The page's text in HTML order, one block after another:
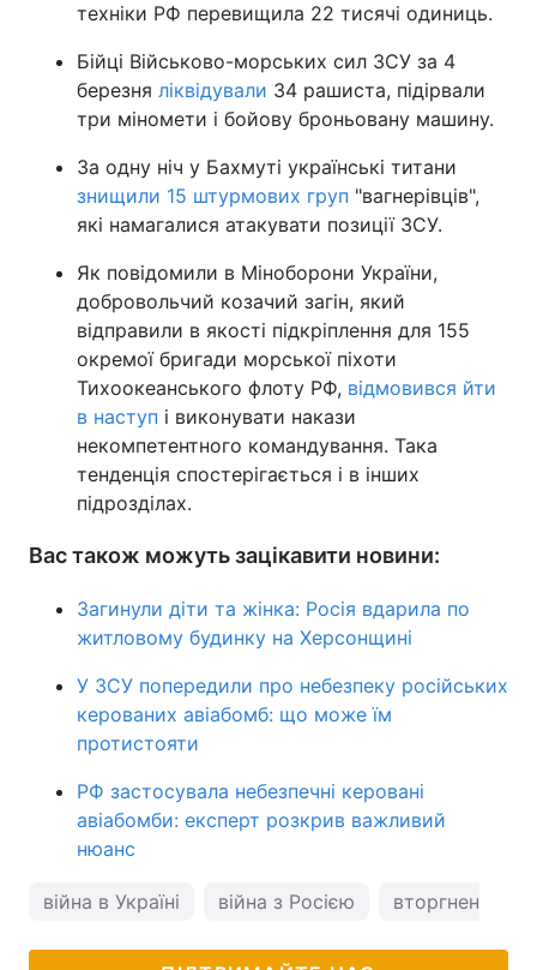
техніки РФ перевищила 22 тисячі одиниць.
Бійці Військово-морських сил ЗСУ за 4
березня ліквідували 34 рашиста, підірвали
три міномети і бойову броньовану машину.
За одну ніч у Бахмуті українські титани
знищили 15 штурмових груп "вагнерівців",
які намагалися атакувати позиції ЗСУ.
Як повідомили в Міноборони України,
добровольчий козачий загін, який
відправили в якості підкріплення для 155
окремої бригади морської піхоти
Тихоокеанського флоту РФ, відмовився йти
в наступ і виконувати накази
некомпетентного командування. Така
тенденція спостерігається і в інших
підрозділах.
Вас також можуть зацікавити новини:
Загинули діти та жінка: Росія вдарила по
житловому будинку на Херсонщині
У ЗСУ попередили про небезпеку російських
керованих авіабомб: що може їм
протистояти
РФ застосувала небезпечні керовані
авіабомби: експерт розкрив важливий
нюанс
війна в Україні війна з Росією вторгнення